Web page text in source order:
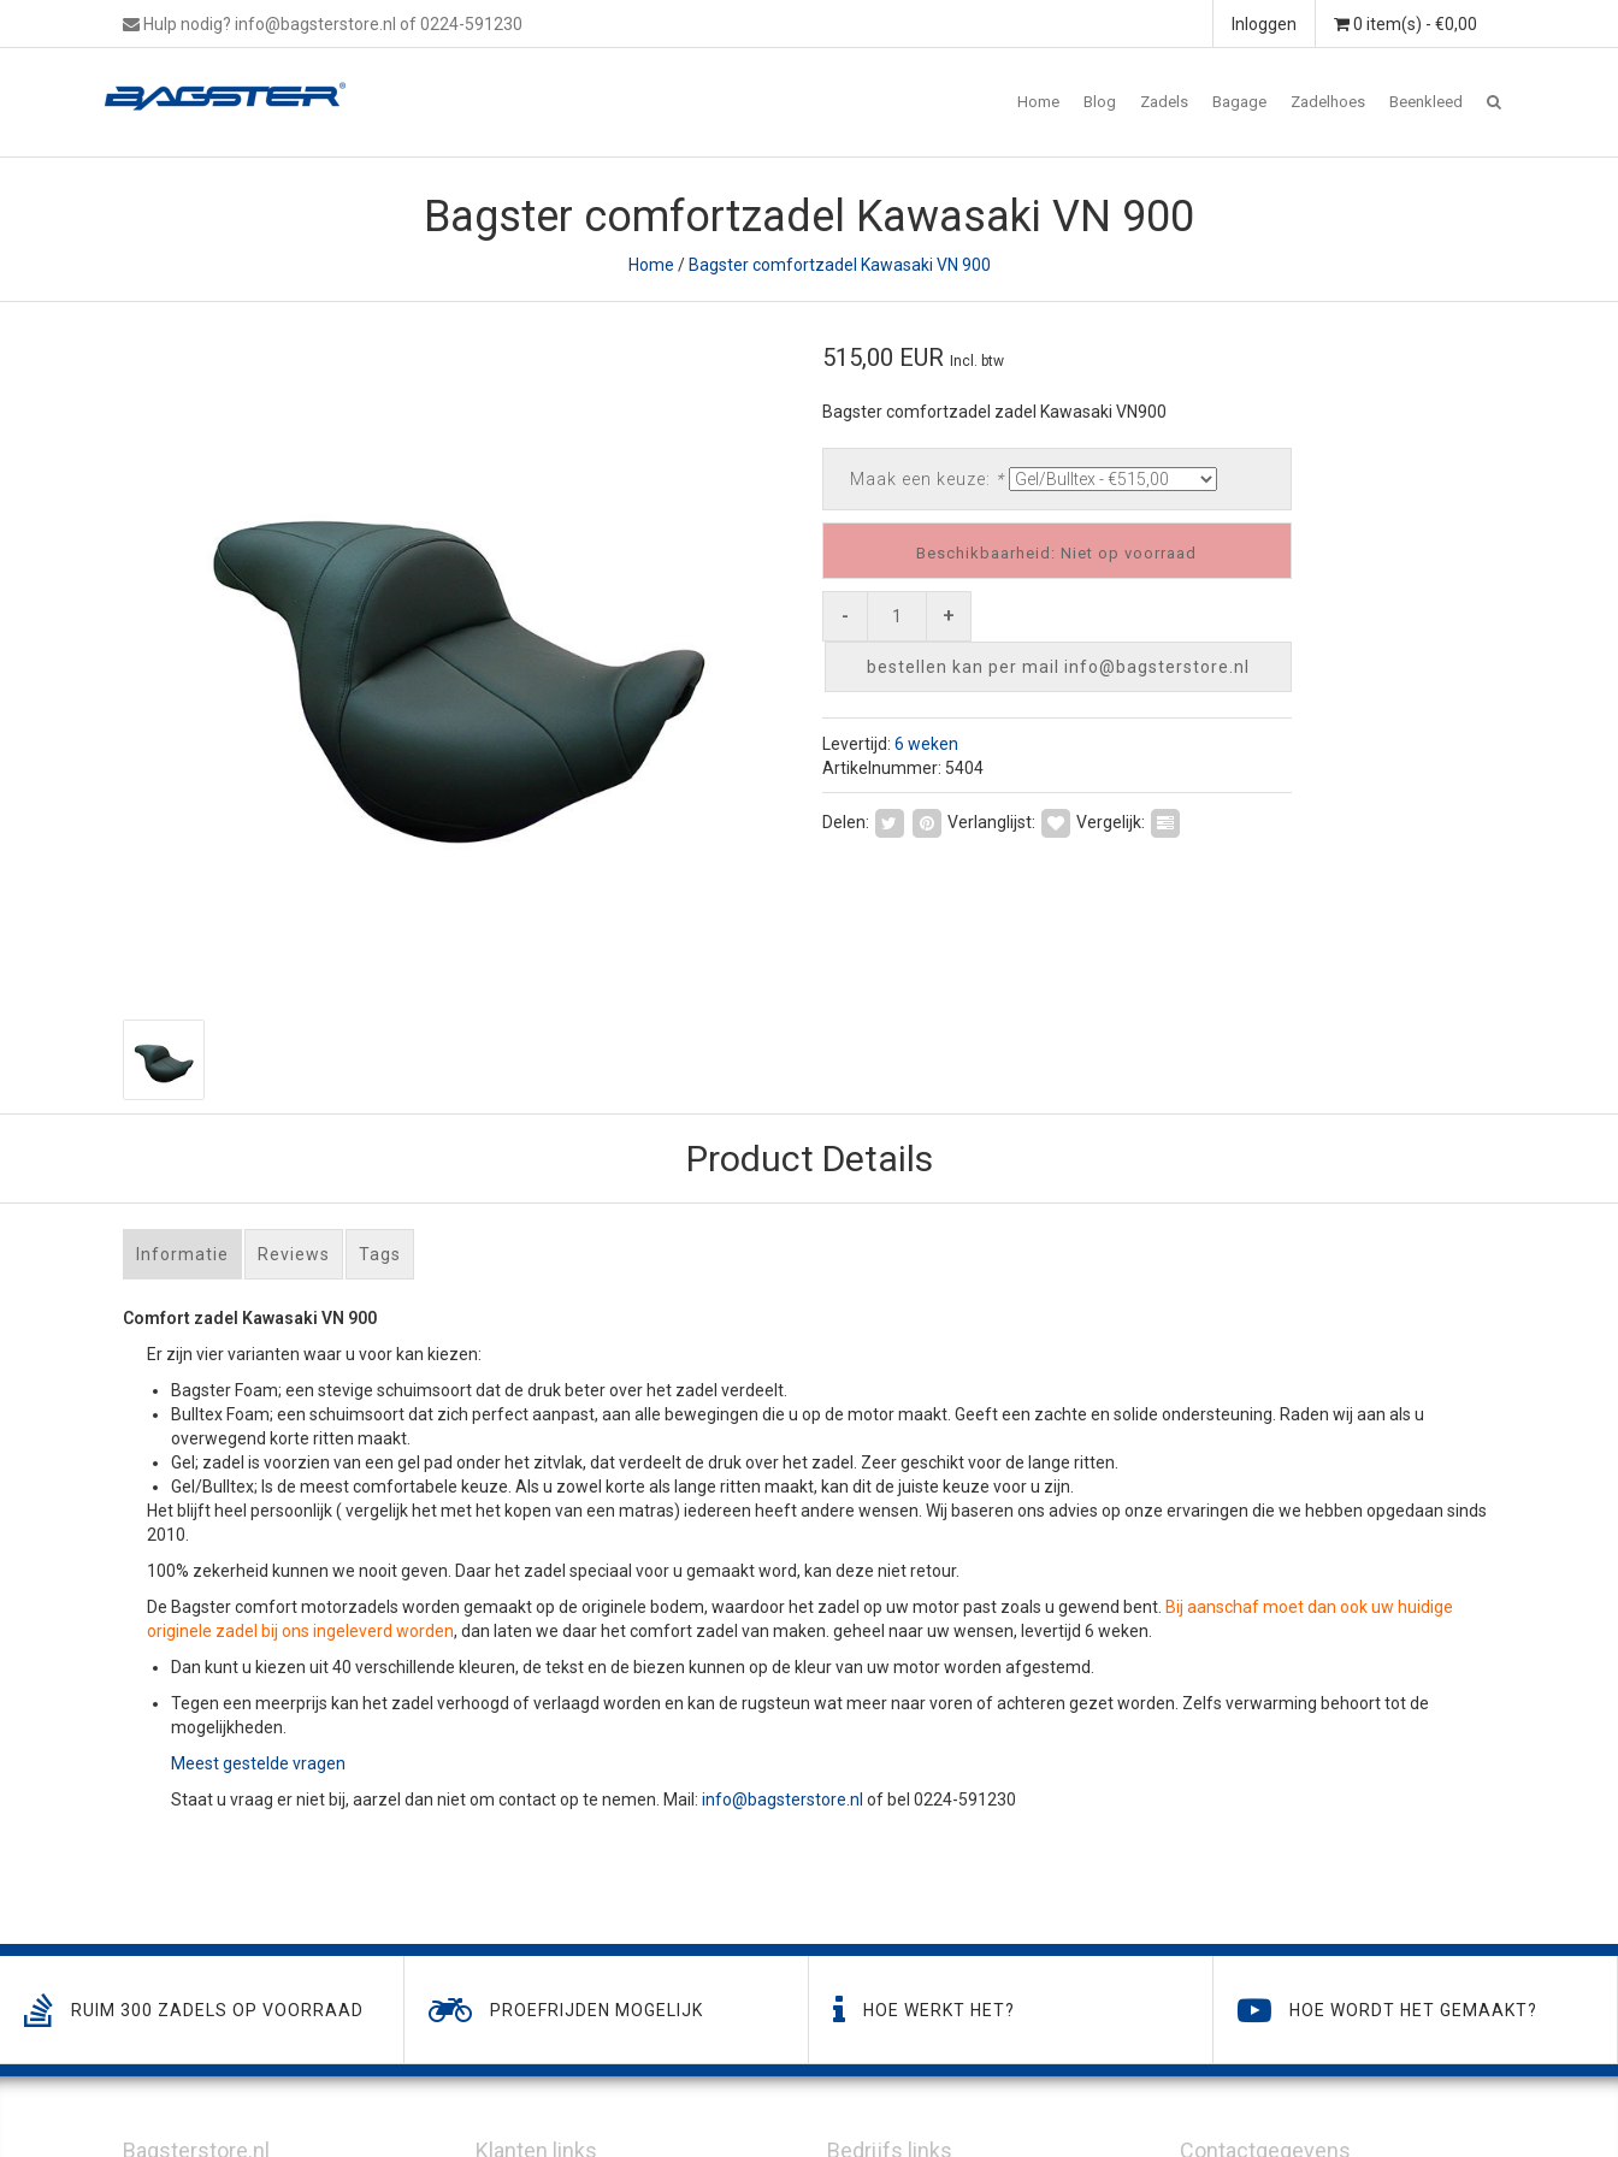
Hulp nodig? info@bagsterstore.nl of 0224-591230 0 item(s) - €0,00
Inloggen
Home Blog Zadels Bagage Zadelhoes Beenkleed
Bagster comfortzadel Kawasaki VN 900
Home /Bagster comfortzadel Kawasaki VN 900
515,00 EUR Incl. btw
Bagster comfortzadel zadel Kawasaki VN900
Maak een keuze: *
Beschikbaarheid: Niet op voorraad
- +
bestellen kan per mail info@bagsterstore.nl
Levertijd: 6 weken
Artikelnummer: 5404
Delen: Verlanglijst: Vergelijk:
Product Details
Informatie Reviews Tags
Comfort zadel Kawasaki VN 900
Er zijn vier varianten waar u voor kan kiezen:
Bagster Foam; een stevige schuimsoort dat de druk beter over het zadel verdeelt.
Bulltex Foam; een schuimsoort dat zich perfect aanpast, aan alle bewegingen die u op de motor maakt. Geeft een zachte en solide ondersteuning. Raden wij aan als u
overwegend korte ritten maakt.
Gel; zadel is voorzien van een gel pad onder het zitvlak, dat verdeelt de druk over het zadel. Zeer geschikt voor de lange ritten.
Gel/Bulltex; Is de meest comfortabele keuze. Als u zowel korte als lange ritten maakt, kan dit de juiste keuze voor u zijn.
Het blijft heel persoonlijk ( vergelijk het met het kopen van een matras) iedereen heeft andere wensen. Wij baseren ons advies op onze ervaringen die we hebben opgedaan sinds
2010.
100% zekerheid kunnen we nooit geven. Daar het zadel speciaal voor u gemaakt word, kan deze niet retour.
De Bagster comfort motorzadels worden gemaakt op de originele bodem, waardoor het zadel op uw motor past zoals u gewend bent. Bij aanschaf moet dan ook uw huidige
originele zadel bij ons ingeleverd worden, dan laten we daar het comfort zadel van maken. geheel naar uw wensen, levertijd 6 weken.
Dan kunt u kiezen uit 40 verschillende kleuren, de tekst en de biezen kunnen op de kleur van uw motor worden afgestemd.
Tegen een meerprijs kan het zadel verhoogd of verlaagd worden en kan de rugsteun wat meer naar voren of achteren gezet worden. Zelfs verwarming behoort tot de
mogelijkheden.
Meest gestelde vragen
Staat u vraag er niet bij, aarzel dan niet om contact op te nemen. Mail: info@bagsterstore.nl of bel 0224-591230
RUIM 300 ZADELS OP VOORRAAD PROEFRIJDEN MOGELIJK HOE WERKT HET? HOE WORDT HET GEMAAKT?
Bagsterstore.nl Klanten links Bedrijfs links Contactgegevens